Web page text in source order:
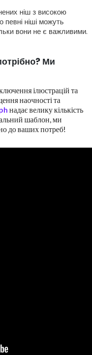
ніш з високою
певні ніші можуть
вони не є важливими.
Ми
ілюстрацій та
наочності та
надає велику кількість
шаблон, ми
до ваших потреб!